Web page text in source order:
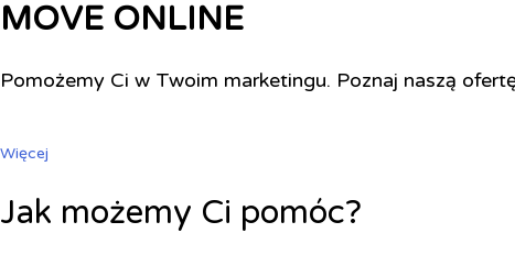
MOVE ONLINE
Pomożemy Ci w Twoim marketingu. Poznaj naszą
Więcej
Jak możemy Ci pomóc?